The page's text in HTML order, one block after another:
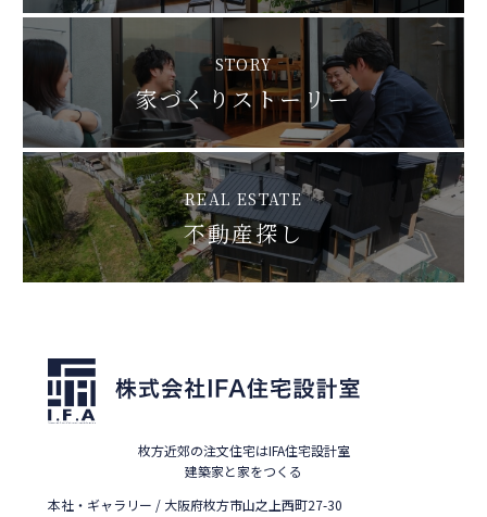
STORY
家づくりストーリー
REAL ESTATE
不動産探し
枚方近郊の注文住宅はIFA住宅設計室
建築家と家をつくる
本社・ギャラリー / 大阪府枚方市山之上西町27-30